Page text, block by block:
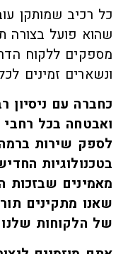
כל רכיב שמותקן
שהוא פועל בצורה
מספקים ללקוח
ונשארים זמינים
כחברה עם
ואבטחה בכל
לספק שירות
בטכנולוגיות
מאמינים שבזכות
שאנו מתקינים
של הלקוחות